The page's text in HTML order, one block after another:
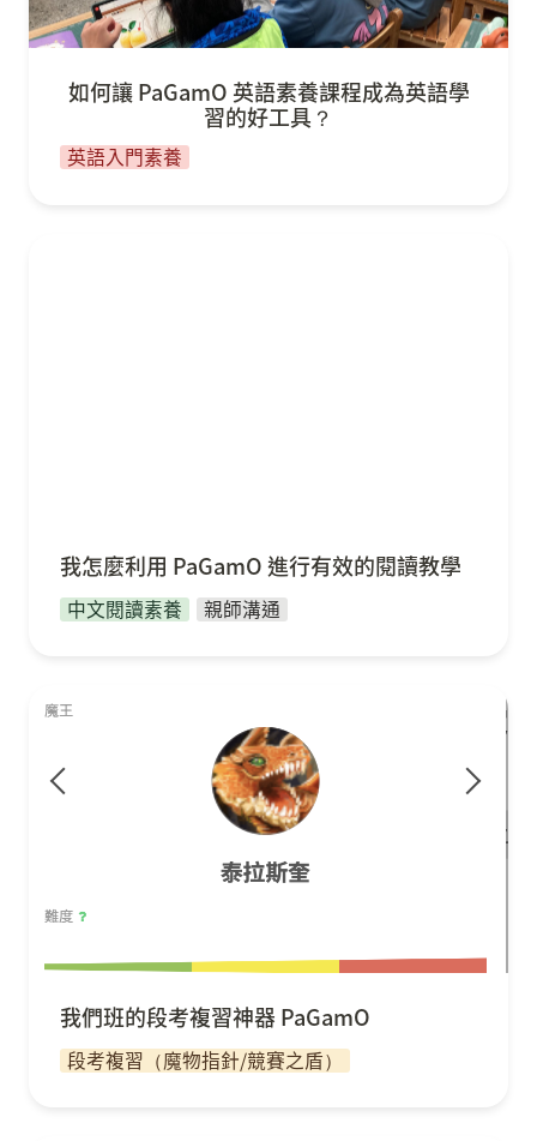
如何讓 PaGamO 英語素養課程成為英語學
習的好工具？
英語入門素養
我怎麼利用 PaGamO 進行有效的閱讀教學
中文閱讀素養 親師溝通
我們班的段考複習神器 PaGamO
段考複習（魔物指針/競賽之盾）